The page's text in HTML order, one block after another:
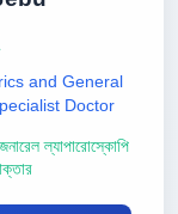
and General
Doctor
ল্যাপারোস্কোপি